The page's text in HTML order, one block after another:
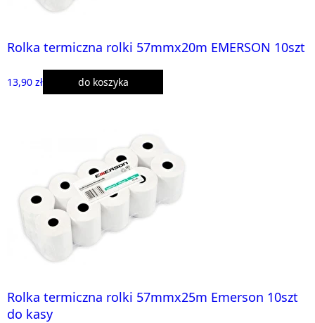
Rolka termiczna rolki 57mmx20m EMERSON 10szt
13,90 zł do koszyka
Rolka termiczna rolki 57mmx25m Emerson 10szt
do kasy